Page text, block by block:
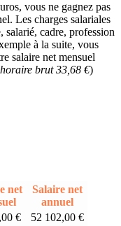
vous ne gagnez pas
Les charges salariales
cadre, profession
à la suite, vous
salaire net mensuel
brut 33,68 €)
net
Salaire net
annuel
€
52 102,00 €